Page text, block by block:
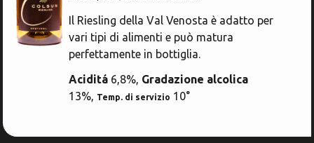
Il Riesling della Val Venosta è adatto per
vari tipi di alimenti e può matura
perfettamente in bottiglia.
Aciditá 6,8%, Gradazione alcolica
13%, Temp. di servizio 10°